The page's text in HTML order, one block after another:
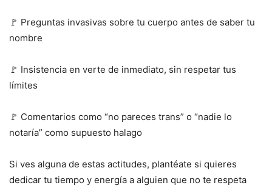
🚩 Preguntas invasivas sobre tu cuerpo antes de saber tu
nombre
🚩 Insistencia en verte de inmediato, sin respetar tus
límites
🚩 Comentarios como “no pareces trans” o “nadie lo
notaría” como supuesto halago
Si ves alguna de estas actitudes, plantéate si quieres
dedicar tu tiempo y energía a alguien que no te respeta